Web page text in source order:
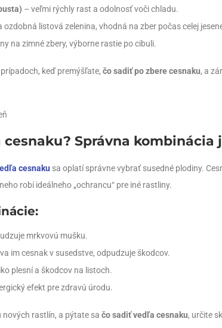
– veľmi rýchly rast a odolnosť voči chladu.
ozdobná listová zelenina, vhodná na zber počas celej
na zimné zbery, výborne rastie po cibuli.
keď premýšľate, čo sadiť po zbere cesnaku, a
cesnaku? Správna kombinácia
cesnaku sa oplatí správne vybrať susedné plodiny.
robí ideálneho „ochrancu“ pre iné rastliny.
mrkvovú mušku.
im cesnak v susedstve, odpudzuje škodcov.
plesní a škodcov na listoch.
efekt pre zdravú úrodu.
rastlín, a pýtate sa čo sadiť vedľa cesnaku, určite